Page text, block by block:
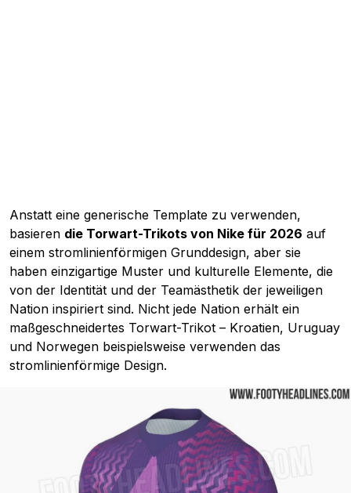
Anstatt eine generische Template zu verwenden,
basieren die Torwart-Trikots von Nike für 2026 auf
einem stromlinienförmigen Grunddesign, aber sie
haben einzigartige Muster und kulturelle Elemente, die
von der Identität und der Teamästhetik der jeweiligen
Nation inspiriert sind. Nicht jede Nation erhält ein
maßgeschneidertes Torwart-Trikot – Kroatien, Uruguay
und Norwegen beispielsweise verwenden das
stromlinienförmige Design.